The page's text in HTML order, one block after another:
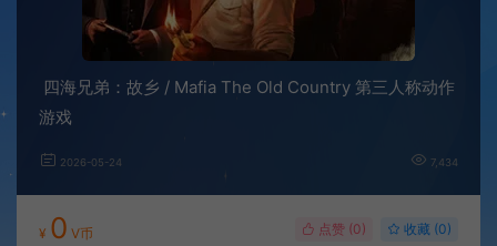
四海兄弟：故乡 / Mafia The Old Country 第三人称动作
游戏
2026-05-24 7,434
¥ 0 V币 点赞 (0) 收藏 (0)